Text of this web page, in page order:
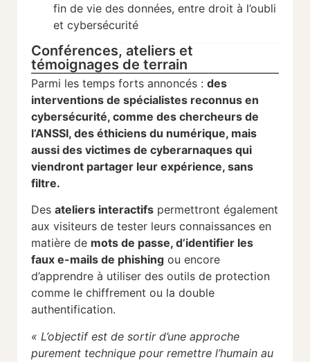
fin de vie des données, entre droit à l’oubli
et cybersécurité
Conférences, ateliers et
témoignages de terrain
Parmi les temps forts annoncés : des
interventions de spécialistes reconnus en
cybersécurité, comme des chercheurs de
l’ANSSI, des éthiciens du numérique, mais
aussi des victimes de cyberarnaques qui
viendront partager leur expérience, sans
filtre.
Des ateliers interactifs permettront également
aux visiteurs de tester leurs connaissances en
matière de mots de passe, d’identifier les
faux e-mails de phishing ou encore
d’apprendre à utiliser des outils de protection
comme le chiffrement ou la double
authentification.
« L’objectif est de sortir d’une approche
purement technique pour remettre l’humain au